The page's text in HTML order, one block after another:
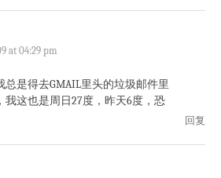
at 04:29 pm
总是得去GMAIL里头的垃圾邮件里
这也是周日27度，昨天6度，恐
回复